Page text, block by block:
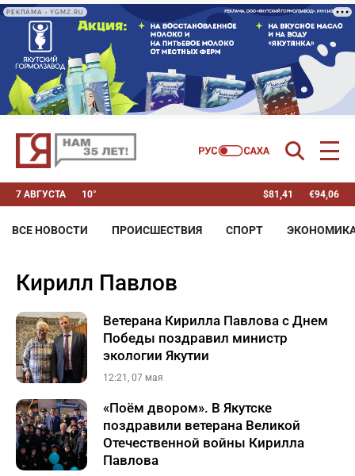
РЕКЛАМА • YGMZ.RU
7 АВГУСТА 10° $81,41 €94,06
ВСЕ НОВОСТИ ПРОИСШЕСТВИЯ СПОРТ
Кирилл Павлов
Ветерана Кирилла Павлова с Днем
Победы поздравил министр
экологии Якутии
12:21, 07 мая
«Поём двором». В Якутске
поздравили ветерана Великой
Отечественной войны Кирилла
Павлова